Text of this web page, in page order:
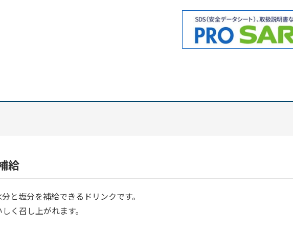
給
と塩分を補給できるドリンクです。
く召し上がれます。